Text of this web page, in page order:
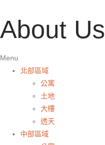
About Us
Menu
北部區域
公寓
土地
大樓
透天
中部區域